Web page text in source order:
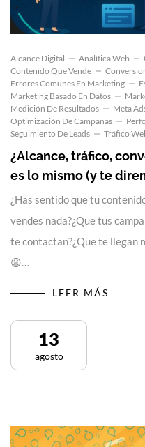
Alcance Digital Analítica Web
Contenido Que Vende
Errores Comunes En Marketing
Marketing Basado En Datos
Medición De Resultados
Meta
Optimización De Campañas
Seguimiento De Leads
Tráfico
¿Alcance, tráfico,
es lo mismo (y te
¿Has sentido que tu
vendes nada?¿Que tus
te contactan?¿Que te llegan
😩…
LEER MÁS
13
agosto